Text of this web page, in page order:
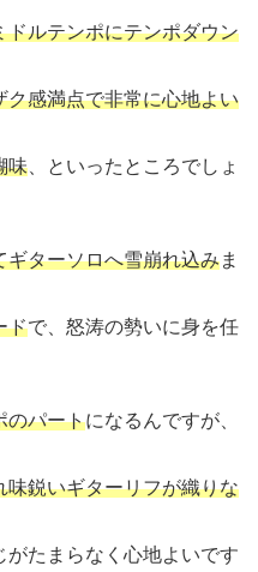
ドルテンポにテンポダウン
ク感満点で非常に心地よい
味 、といったところでしょ
ギターソロへ雪崩れ込みま
ドで、怒涛の勢いに身を任
のパートになるんですが、
鋭いギターリフが織りな
たまらなく心地よいです